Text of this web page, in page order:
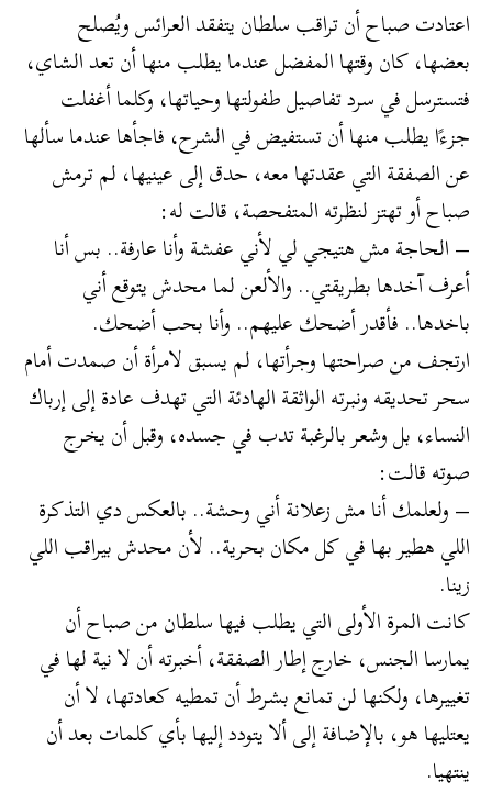
اعتادت صباح أن تراقب سلطان يتفقد العرائس ويُصلح
بعضها، كان وقتها المفضل عندما يطلب منها أن تعد الشاي،
فتسترسل في سرد تفاصيل طفولتها وحياتها، وكلما أغفلت
جزءًا يطلب منها أن تستفيض في الشرح، فاجأها عندما سألها
عن الصفقة التي عقدتها معه، حدق إلى عينيها، لم ترمش
صباح أو تهتز لنظرته المتفحصة، قالت له:
– الحاجة مش هتيجي لي لأني عفشة وأنا عارفة.. بس أنا
أعرف آخدها بطريقتي.. والألعن لما محدش يتوقع أني
باخدها.. فأقدر أضحك عليهم.. وأنا بحب أضحك.
ارتجف من صراحتها وجرأتها، لم يسبق لامرأة أن صمدت أمام
سحر تحديقه ونبرته الواثقة الهادئة التي تهدف عادة إلى إرباك
النساء، بل وشعر بالرغبة تدب في جسده، وقبل أن يخرج
صوته قالت:
– ولعلمك أنا مش زعلانة أني وحشة.. بالعكس دي التذكرة
اللي هطير بها في كل مكان بحرية.. لأن محدش بيراقب اللي
زينا.
كانت المرة الأولى التي يطلب فيها سلطان من صباح أن
يمارسا الجنس، خارج إطار الصفقة، أخبرته أن لا نية لها في
تغييرها، ولكنها لن تمانع بشرط أن تمطيه كعادتها، لا أن
يعتليها هو، بالإضافة إلى ألا يتودد إليها بأي كلمات بعد أن
ينتهيا.